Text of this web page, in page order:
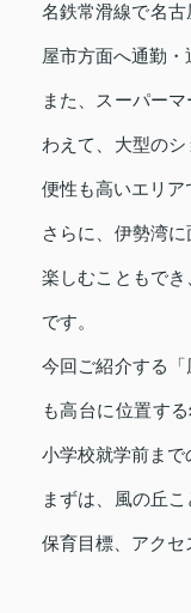
名鉄常滑線で名
屋市方面へ通勤・
また、スーパー
わえて、大型の
便性も高いエリア
さらに、伊勢湾
楽しむこともで
です。
今回ご紹介する
も高台に位置す
小学校就学前まで
まずは、風の丘
保育目標、アクセ